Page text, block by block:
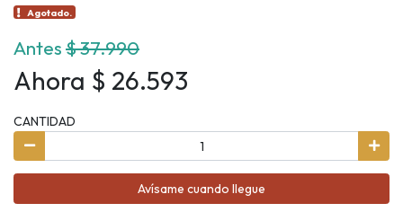
Agotado.
Antes$ 37.990
Ahora $ 26.593
CANTIDAD
Avísame cuando llegue